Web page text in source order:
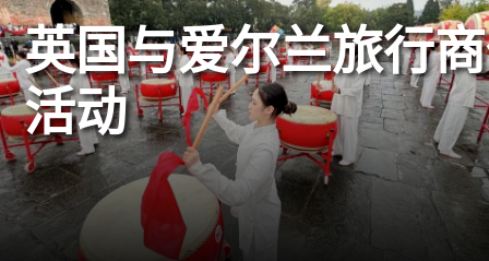
电子文档
English
英国与爱尔兰旅行
活动